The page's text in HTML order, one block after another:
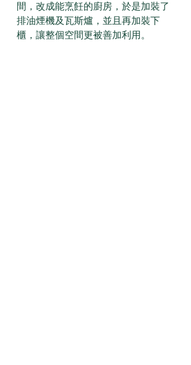
間，改成能烹飪的廚房，於是加裝了
排油煙機及瓦斯爐，並且再加裝下
櫃，讓整個空間更被善加利用。